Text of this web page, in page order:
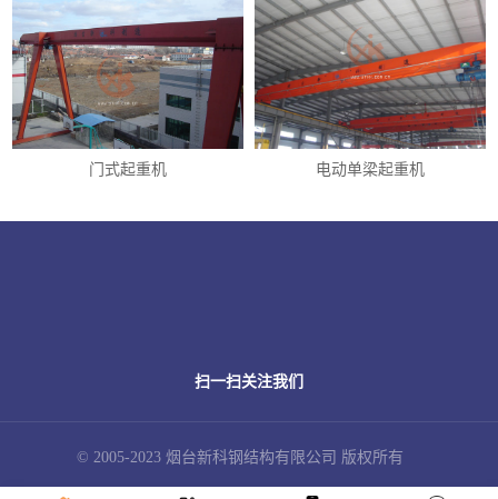
门式起重机 电动单梁起重机
扫一扫关注我们
© 2005-2023 烟台新科钢结构有限公司 版权所有